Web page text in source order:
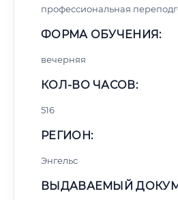
профессиональная
ФОРМА ОБУЧЕНИЯ:
вечерняя
КОЛ-ВО ЧАСОВ:
516
РЕГИОН:
Энгельс
ВЫДАВАЕМЫЙ